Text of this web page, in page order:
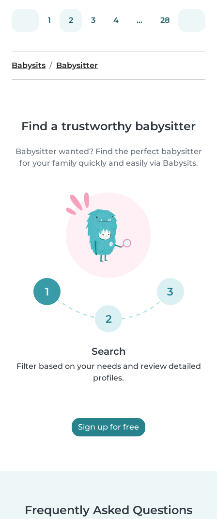
1 2 3 4 ... 28
Babysits Babysitter
Find a trustworthy babysitter
Babysitter wanted? Find the perfect babysitter
for your family quickly and easily via Babysits.
1
2
3
Search
Filter based on your needs and review detailed
profiles.
Sign up for free
Frequently Asked Questions